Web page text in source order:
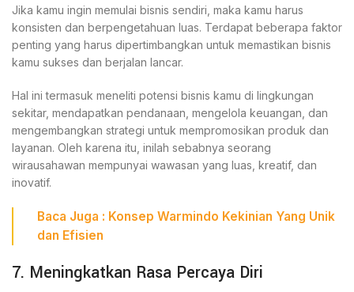
Jika kamu ingin memulai bisnis sendiri, maka kamu harus
konsisten dan berpengetahuan luas. Terdapat beberapa faktor
penting yang harus dipertimbangkan untuk memastikan bisnis
kamu sukses dan berjalan lancar.
Hal ini termasuk meneliti potensi bisnis kamu di lingkungan
sekitar, mendapatkan pendanaan, mengelola keuangan, dan
mengembangkan strategi untuk mempromosikan produk dan
layanan. Oleh karena itu, inilah sebabnya seorang
wirausahawan mempunyai wawasan yang luas, kreatif, dan
inovatif.
Baca Juga : Konsep Warmindo Kekinian Yang Unik
dan Efisien
7. Meningkatkan Rasa Percaya Diri